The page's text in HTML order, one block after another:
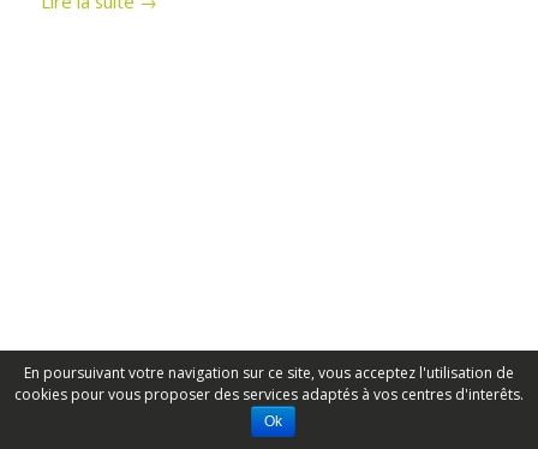
En poursuivant votre navigation sur ce site, vous acceptez l'utilisation de
cookies pour vous proposer des services adaptés à vos centres d'interêts.
Ok